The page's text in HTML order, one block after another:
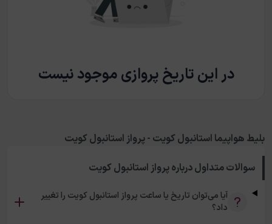
در این تاریخ پروازی موجود نیست
بلیط هواپیما استانبول کویت - پرواز استانبول کویت
سوالات متداول دربارهپرواز استانبول کویت
آیا می‌توان تاریخ یا ساعت پرواز استانبول کویت را تغییر
داد؟